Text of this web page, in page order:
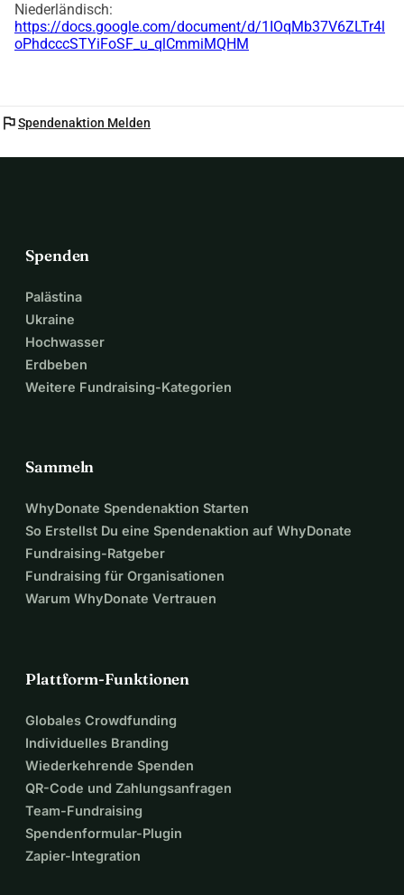
Niederländisch:
https://docs.google.com/document/d/1IOqMb37V6ZLTr4l
oPhdcccSTYiFoSF_u_qlCmmiMQHM
flagSpendenaktion Melden
Spenden
Palästina
Ukraine
Hochwasser
Erdbeben
Weitere Fundraising-Kategorien
Sammeln
WhyDonate Spendenaktion Starten
So Erstellst Du eine Spendenaktion auf WhyDonate
Fundraising-Ratgeber
Fundraising für Organisationen
Warum WhyDonate Vertrauen
Plattform-Funktionen
Globales Crowdfunding
Individuelles Branding
Wiederkehrende Spenden
QR-Code und Zahlungsanfragen
Team-Fundraising
Spendenformular-Plugin
Zapier-Integration